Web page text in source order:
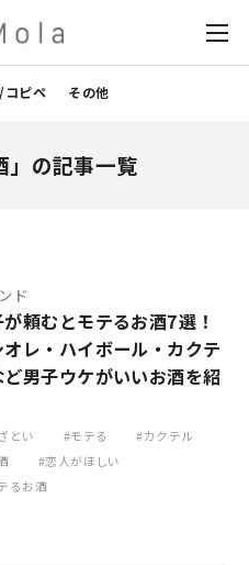
コピペ その他
」の記事一覧
ド
が頼むとモテるお酒7選！
オレ・ハイボール・カクテ
ど男子ウケがいいお酒を紹
とい モテる
カクテル
恋人がほしい
るお酒